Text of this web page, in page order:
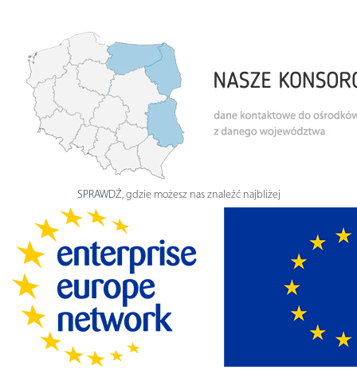
SPRAWDŹ, gdzie możesz nas znaleźć najbliżej